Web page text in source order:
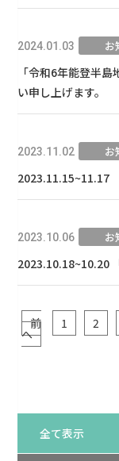
2024.01.03 お
「令和6年能登半
い申し上げます。
2023.11.02 お
2023.11.15~11.17
2023.10.06 お
2023.10.18~10.20
前
へ
1 2
全て表示